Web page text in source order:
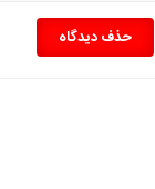
حذف دیدگاه